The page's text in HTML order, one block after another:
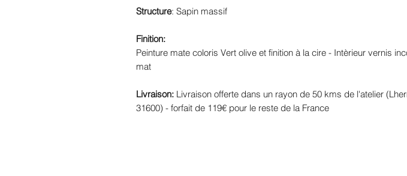
Structure: Sapin massif
Finition:
Peinture mate coloris Vert olive et finition à la cire - Intèrieur vernis
mat
Livraison: Livraison offerte dans un rayon de 50 kms de l'atelier
31600) - forfait de 119€ pour le reste de la France